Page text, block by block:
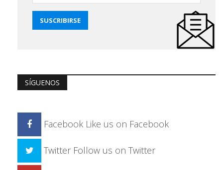
SÍGUENOS
Facebook Like us on Facebook
Twitter Follow us on Twitter